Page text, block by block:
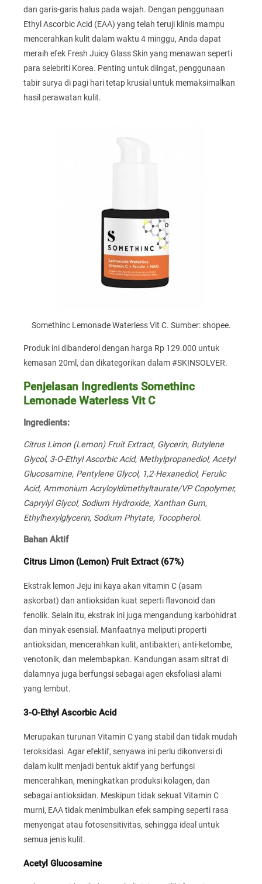
dan garis-garis halus pada wajah. Dengan penggunaan
Ethyl Ascorbic Acid (EAA) yang telah teruji klinis mampu
mencerahkan kulit dalam waktu 4 minggu, Anda dapat
meraih efek Fresh Juicy Glass Skin yang menawan seperti
para selebriti Korea. Penting untuk diingat, penggunaan
tabir surya di pagi hari tetap krusial untuk memaksimalkan
hasil perawatan kulit.
Somethinc Lemonade Waterless Vit C. Sumber: shopee.
Produk ini dibanderol dengan harga Rp 129.000 untuk
kemasan 20ml, dan dikategorikan dalam #SKINSOLVER.
Penjelasan Ingredients Somethinc
Lemonade Waterless Vit C
Ingredients:
Citrus Limon (Lemon) Fruit Extract, Glycerin, Butylene
Glycol, 3-O-Ethyl Ascorbic Acid, Methylpropanediol, Acetyl
Glucosamine, Pentylene Glycol, 1,2-Hexanediol, Ferulic
Acid, Ammonium Acryloyldimethyltaurate/VP Copolymer,
Caprylyl Glycol, Sodium Hydroxide, Xanthan Gum,
Ethylhexylglycerin, Sodium Phytate, Tocopherol.
Bahan Aktif
Citrus Limon (Lemon) Fruit Extract (67%)
Ekstrak lemon Jeju ini kaya akan vitamin C (asam
askorbat) dan antioksidan kuat seperti flavonoid dan
fenolik. Selain itu, ekstrak ini juga mengandung karbohidrat
dan minyak esensial. Manfaatnya meliputi properti
antioksidan, mencerahkan kulit, antibakteri, anti-ketombe,
venotonik, dan melembapkan. Kandungan asam sitrat di
dalamnya juga berfungsi sebagai agen eksfoliasi alami
yang lembut.
3-O-Ethyl Ascorbic Acid
Merupakan turunan Vitamin C yang stabil dan tidak mudah
teroksidasi. Agar efektif, senyawa ini perlu dikonversi di
dalam kulit menjadi bentuk aktif yang berfungsi
mencerahkan, meningkatkan produksi kolagen, dan
sebagai antioksidan. Meskipun tidak sekuat Vitamin C
murni, EAA tidak menimbulkan efek samping seperti rasa
menyengat atau fotosensitivitas, sehingga ideal untuk
semua jenis kulit.
Acetyl Glucosamine